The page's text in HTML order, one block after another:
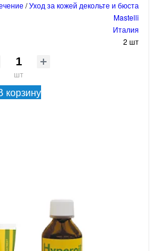
/Уход за кожей декольте и бюста
Mastelli
Италия
2 шт
шт
корзину